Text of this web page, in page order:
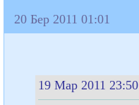
20 Бер 2011 01:01
19 Мар 2011 23:50